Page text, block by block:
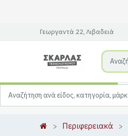
Γεωργαντά 22, Λιβαδειά
Περιφερειακά